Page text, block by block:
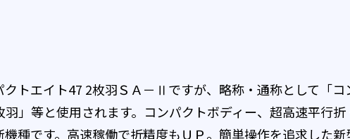
クトエイト47 2枚羽ＳＡ－Ⅱですが、略称・通称として「
羽」等と使用されます。コンパクトボディー、超高速平行
種です。高速稼働で折精度もＵＰ。簡単操作を追求した